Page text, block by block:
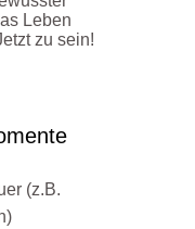
Leben
zu sein!
(z.B.